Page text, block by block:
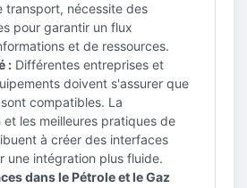
transport, nécessite des
pour garantir un flux
et de ressources.
: Différentes entreprises et
doivent s'assurer que
compatibles. La
les meilleures pratiques de
à créer des interfaces
une intégration plus fluide.
dans le Pétrole et le Gaz